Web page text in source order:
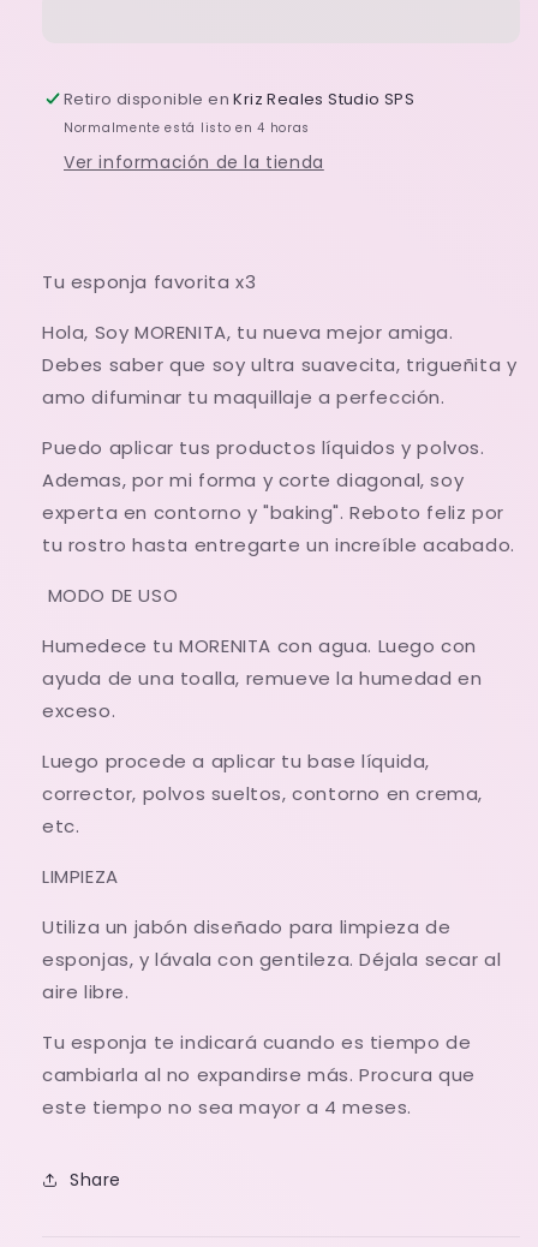
Retiro disponible enKriz Reales Studio SPS
Normalmente está listo en 4 horas
Ver información de la tienda
Tu esponja favorita x3
Hola, Soy MORENITA, tu nueva mejor amiga.
Debes saber que soy ultra suavecita, trigueñita y
amo difuminar tu maquillaje a perfección.
Puedo aplicar tus productos líquidos y polvos.
Ademas, por mi forma y corte diagonal, soy
experta en contorno y "baking". Reboto feliz por
tu rostro hasta entregarte un increíble acabado.
MODO DE USO
Humedece tu MORENITA con agua. Luego con
ayuda de una toalla, remueve la humedad en
exceso.
Luego procede a aplicar tu base líquida,
corrector, polvos sueltos, contorno en crema,
etc.
LIMPIEZA
Utiliza un jabón diseñado para limpieza de
esponjas, y lávala con gentileza. Déjala secar al
aire libre.
Tu esponja te indicará cuando es tiempo de
cambiarla al no expandirse más. Procura que
este tiempo no sea mayor a 4 meses.
Share